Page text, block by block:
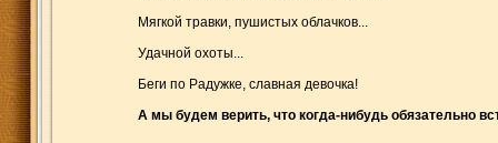
Мягкой травки, пушистых облачков...
Удачной охоты...
Беги по Радужке, славная девочка!
А мы будем верить, что когда-нибудь обязательно